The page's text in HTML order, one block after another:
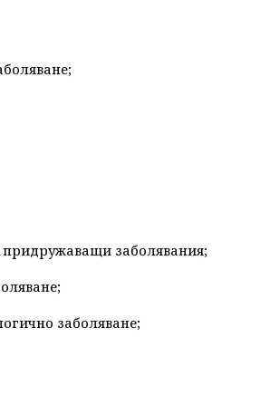
заболявания;
заболяване;